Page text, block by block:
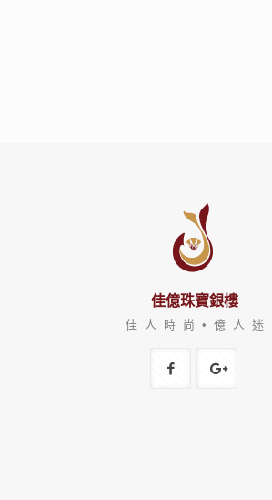
佳億珠寶銀樓
佳 人 時 尚 • 億 人 迷